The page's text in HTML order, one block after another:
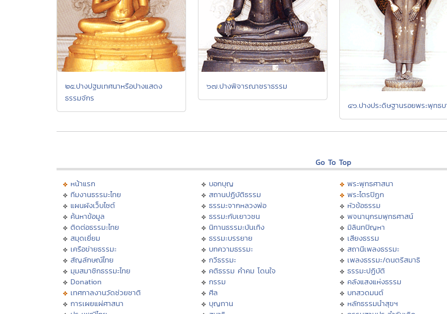
๒๕.ปางปฐมเทศนาหรือปางแสดง
ธรรมจักร
๖๗.ปางพิจารณาชราธรรม
๔๖.ปางประดิษฐานรอยพระพุทธบ
Go To Top
หน้าแรก
ทีมงานธรรมะไทย
แผนผังเว็บไซต์
ค้นหาข้อมูล
ติดต่อธรรมะไทย
สมุดเยี่ยม
เครือข่ายธรรมะ
สัญลักษณ์ไทย
มุมสมาชิกธรรมะไทย
Donation
เทศกาลงานวัดช่วยชาติ
การเผยแผ่ศาสนา
บอกบุญ
สถานปฏิบัติธรรม
ธรรมะจากหลวงพ่อ
ธรรมะกับเยาวชน
นิทานธรรมะบันเทิง
ธรรมะบรรยาย
บทความธรรมะ
กวีธรรมะ
คติธรรม คำคม โดนใจ
กรรม
ศีล
บุญทาน
พระพุทธศาสนา
พระไตรปิฏก
หัวข้อธรรม
พจนานุกรมพุทธศาสน์
มิลินทปัญหา
เสียงธรรม
สถานีเพลงธรรมะ
เพลงธรรมะ/ดนตรีสมาธิ
ธรรมะปฏิบัติ
คลังแสงแห่งธรรม
บทสวดมนต์
หลักธรรมนำสุขฯ